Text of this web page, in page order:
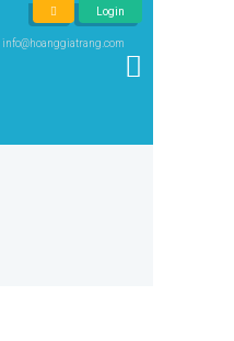
Login
info@hoanggiatrang.com